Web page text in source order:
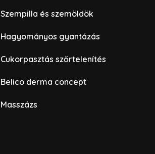
Szempilla és szemöldök
Hagyományos gyantázás
Cukorpasztás szőrtelenítés
Belico derma concept
Masszázs